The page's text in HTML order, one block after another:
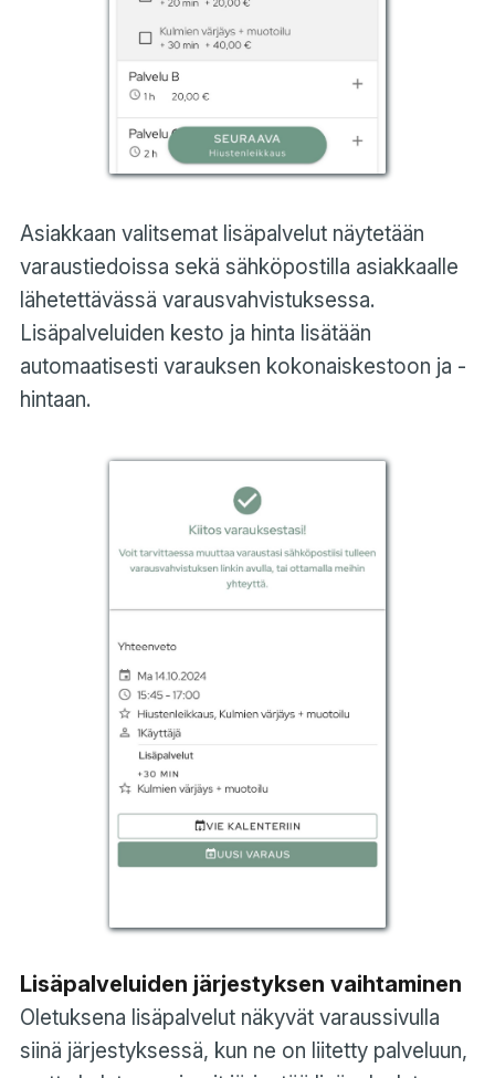
Asiakkaan valitsemat lisäpalvelut näytetään
varaustiedoissa sekä sähköpostilla asiakkaalle
lähetettävässä varausvahvistuksessa.
Lisäpalveluiden kesto ja hinta lisätään
automaatisesti varauksen kokonaiskestoon ja -
hintaan.
Lisäpalveluiden järjestyksen vaihtaminen
Oletuksena lisäpalvelut näkyvät varaussivulla
siinä järjestyksessä, kun ne on liitetty palveluun,